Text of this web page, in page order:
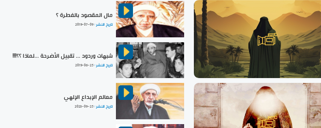
مال المقصود بالفطرة ؟
تاريخ النشر :2019-07-09
شبهات وردود ... تقبيل الأضرحة ...لماذا ؟؟!!!!
تاريخ النشر :2019-06-25
معالم الإبداع الإلهي
تاريخ النشر :2023-09-25